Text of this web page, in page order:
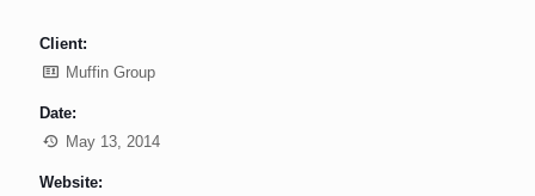
Client:
Muffin Group
Date:
May 13, 2014
Website: